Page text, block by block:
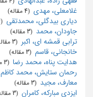
غلامعلی، مهدی
دیاری بیدگلی، محمدتقی
جاودان، محمد
ترابی قمشه ای، اکبر
خانجانی، قاسم
هدایت پناه، محمد رضا
رحمان ستایش، محمد کاظم
معارف، مجید
ایزدی مبارکه، کامران